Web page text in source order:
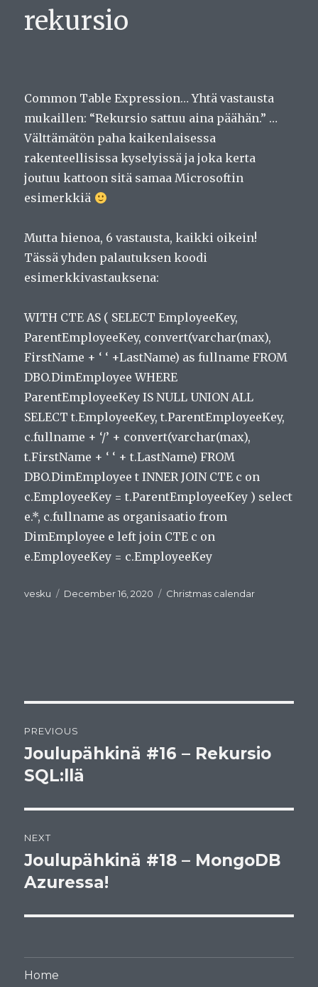
rekursio
Common Table Expression… Yhtä vastausta
mukaillen: “Rekursio sattuu aina päähän.” …
Välttämätön paha kaikenlaisessa
rakenteellisissa kyselyissä ja joka kerta
joutuu kattoon sitä samaa Microsoftin
esimerkkiä
Mutta hienoa, 6 vastausta, kaikki oikein!
Tässä yhden palautuksen koodi
esimerkkivastauksena:
WITH CTE AS ( SELECT EmployeeKey,
ParentEmployeeKey, convert(varchar(max),
FirstName + ‘ ‘ +LastName) as fullname FROM
DBO.DimEmployee WHERE
ParentEmployeeKey IS NULL UNION ALL
SELECT t.EmployeeKey, t.ParentEmployeeKey,
c.fullname + ‘/’ + convert(varchar(max),
t.FirstName + ‘ ‘ + t.LastName) FROM
DBO.DimEmployee t INNER JOIN CTE c on
c.EmployeeKey = t.ParentEmployeeKey ) select
e.*, c.fullname as organisaatio from
DimEmployee e left join CTE c on
e.EmployeeKey = c.EmployeeKey
Author
vesku
Posted
December 16, 2020 Categories
Christmas calendar
navigation
PREVIOUS
Previous
post:
Joulupähkinä #16 – Rekursio
SQL:llä
NEXT
Next
post:
Joulupähkinä #18 – MongoDB
Azuressa!
Home